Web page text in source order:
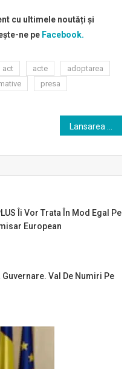
cu ultimele noutăți și
ne peFacebook.
act acte
adoptarea
presa
Îi Vor Trata În Mod Egal Pe
European
Guvernare. Val De Numiri Pe